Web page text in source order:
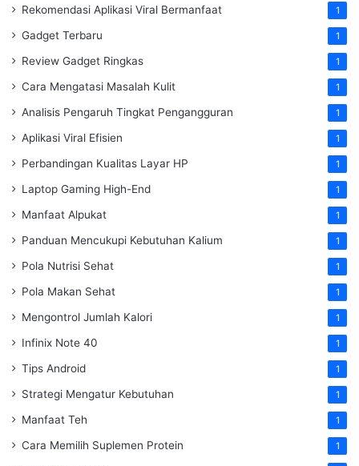
Rekomendasi Aplikasi Viral Bermanfaat 1
Gadget Terbaru 1
Review Gadget Ringkas 1
Cara Mengatasi Masalah Kulit 1
Analisis Pengaruh Tingkat Pengangguran 1
Aplikasi Viral Efisien 1
Perbandingan Kualitas Layar HP 1
Laptop Gaming High-End 1
Manfaat Alpukat 1
Panduan Mencukupi Kebutuhan Kalium 1
Pola Nutrisi Sehat 1
Pola Makan Sehat 1
Mengontrol Jumlah Kalori 1
Infinix Note 40 1
Tips Android 1
Strategi Mengatur Kebutuhan 1
Manfaat Teh 1
Cara Memilih Suplemen Protein 1